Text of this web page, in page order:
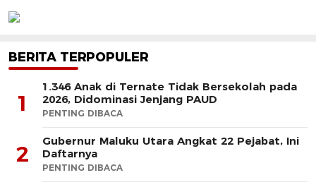
BERITA TERPOPULER
1
1.346 Anak di Ternate Tidak Bersekolah pada
2026, Didominasi Jenjang PAUD
PENTING DIBACA
2
Gubernur Maluku Utara Angkat 22 Pejabat, Ini
Daftarnya
PENTING DIBACA